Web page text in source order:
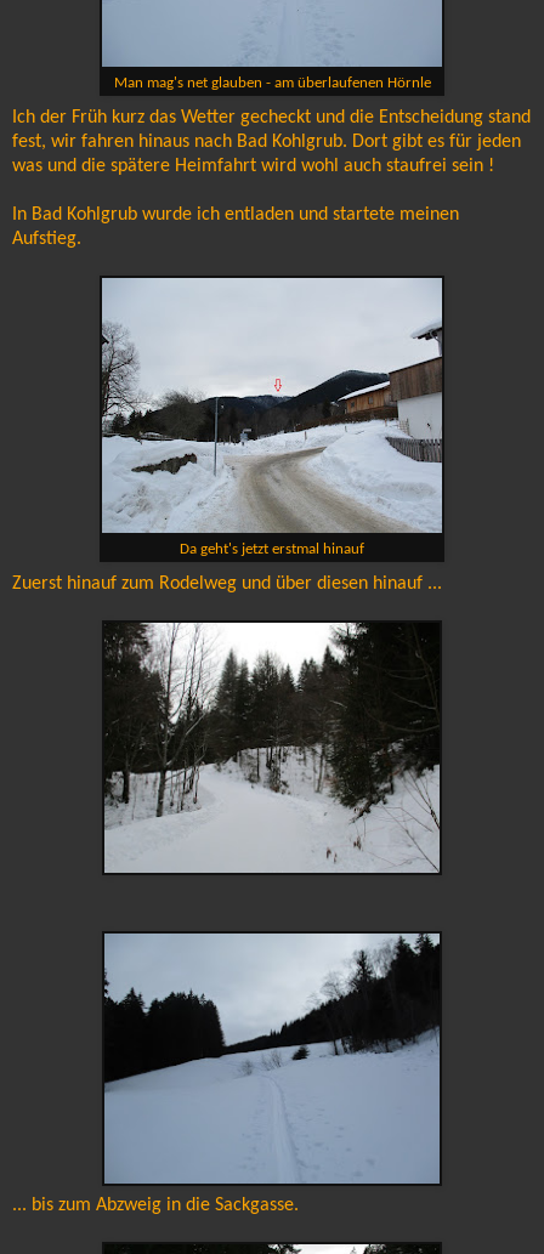
Man mag's net glauben - am überlaufenen Hörnle
Ich der Früh kurz das Wetter gecheckt und die Entscheidung stand
fest, wir fahren hinaus nach Bad Kohlgrub. Dort gibt es für jeden
was und die spätere Heimfahrt wird wohl auch staufrei sein !
In Bad Kohlgrub wurde ich entladen und startete meinen
Aufstieg.
Da geht's jetzt erstmal hinauf
Zuerst hinauf zum Rodelweg und über diesen hinauf ...
... bis zum Abzweig in die Sackgasse.